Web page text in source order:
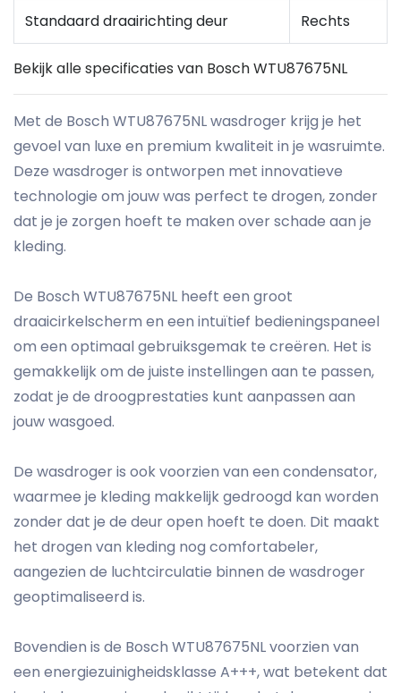
Standaard draairichting deur Rechts
Bekijk alle specificaties van Bosch WTU87675NL
Met de Bosch WTU87675NL wasdroger krijg je het
gevoel van luxe en premium kwaliteit in je wasruimte.
Deze wasdroger is ontworpen met innovatieve
technologie om jouw was perfect te drogen, zonder
dat je je zorgen hoeft te maken over schade aan je
kleding.
De Bosch WTU87675NL heeft een groot
draaicirkelscherm en een intuïtief bedieningspaneel
om een optimaal gebruiksgemak te creëren. Het is
gemakkelijk om de juiste instellingen aan te passen,
zodat je de droogprestaties kunt aanpassen aan
jouw wasgoed.
De wasdroger is ook voorzien van een condensator,
waarmee je kleding makkelijk gedroogd kan worden
zonder dat je de deur open hoeft te doen. Dit maakt
het drogen van kleding nog comfortabeler,
aangezien de luchtcirculatie binnen de wasdroger
geoptimaliseerd is.
Bovendien is de Bosch WTU87675NL voorzien van
een energiezuinigheidsklasse A+++, wat betekent dat